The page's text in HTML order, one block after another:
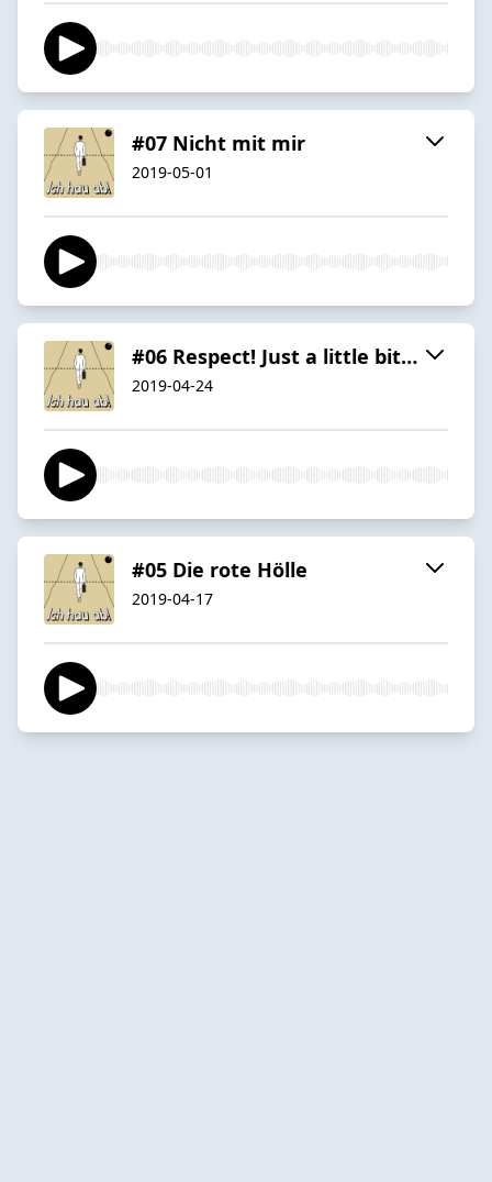
#07 Nicht mit mir
2019-05-01
#06 Respect! Just a little bit…
2019-04-24
#05 Die rote Hölle
2019-04-17